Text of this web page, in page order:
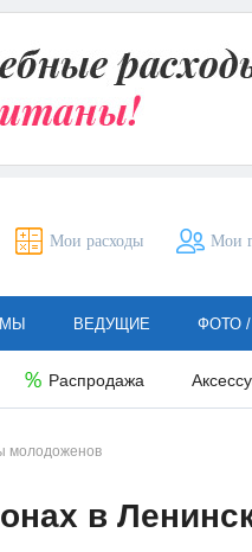
Мои расходы Мои
Распродажа
ВЕДУЩИЕ ФОТО
молодоженов
в